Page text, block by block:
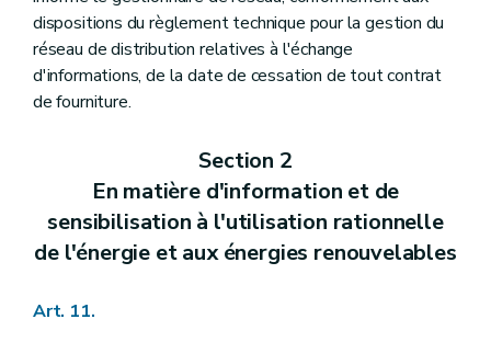
dispositions du règlement technique pour la gestion du
réseau de distribution relatives à l'échange
d'informations, de la date de cessation de tout contrat
de fourniture.
Section 2
En matière d'information et de
sensibilisation à l'utilisation rationnelle
de l'énergie et aux énergies renouvelables
Art. 11.